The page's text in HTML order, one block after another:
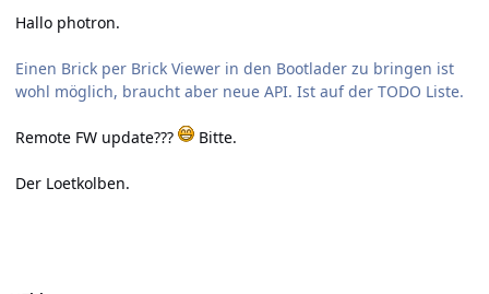
Hallo photron.
Einen Brick per Brick Viewer in den Bootlader zu bringen ist
wohl möglich, braucht aber neue API. Ist auf der TODO Liste.
Remote FW update??? Bitte.
Der Loetkolben.